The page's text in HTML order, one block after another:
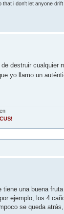
i don't let anyone
destruir cualquier
yo llamo un
una buena
ejemplo, los 4
se queda